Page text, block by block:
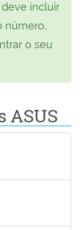
deve incluir
número,
o seu
ASUS